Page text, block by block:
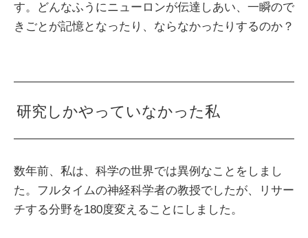
す。どんなふうにニューロンが伝達しあい、一瞬ので
きごとが記憶となったり、ならなかったりするのか？
研究しかやっていなかった私
数年前、私は、科学の世界では異例なことをしまし
た。フルタイムの神経科学者の教授でしたが、リサー
チする分野を180度変えることにしました。